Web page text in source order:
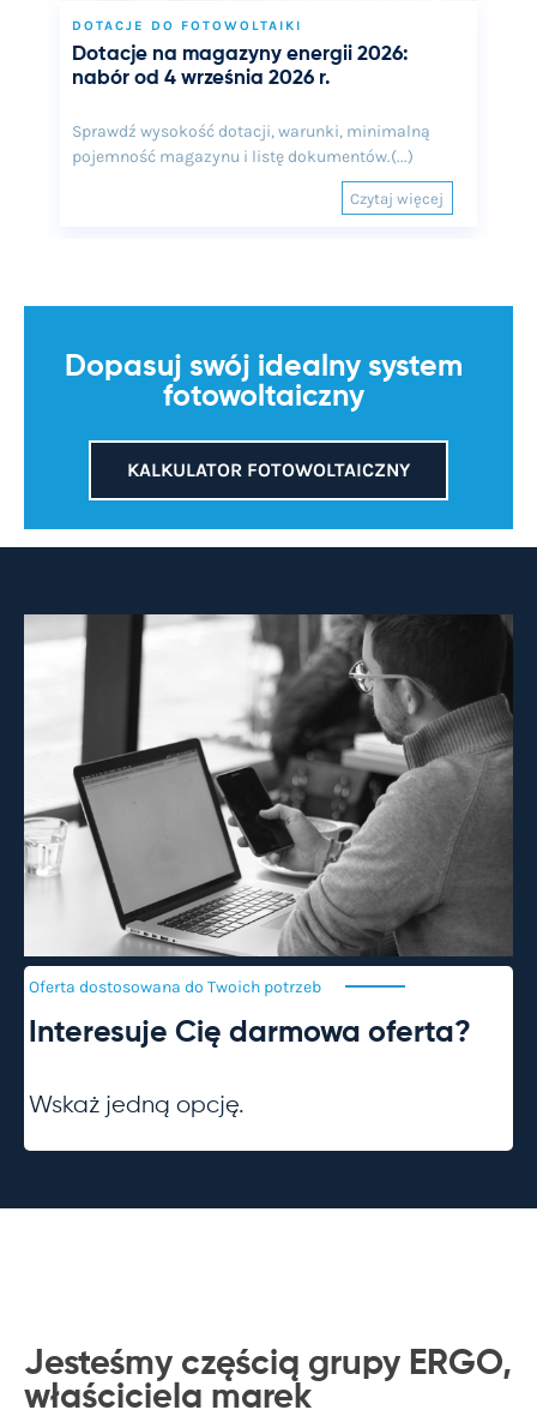
DOTACJE DO FOTOWOLTAIKI
Dotacje na magazyny energii 2026:
nabór od 4 września 2026 r.
Sprawdź wysokość dotacji, warunki, minimalną
pojemność magazynu i listę dokumentów.(...)
Czytaj więcej
Dopasuj swój idealny system
fotowoltaiczny
KALKULATOR FOTOWOLTAICZNY
Oferta dostosowana do Twoich potrzeb
Interesuje Cię darmowa oferta?
Wskaż jedną opcję.
Jesteśmy częścią grupy ERGO,
właściciela marek